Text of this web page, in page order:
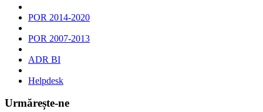
POR 2014-2020
POR 2007-2013
ADR BI
Helpdesk
Urmărește-ne